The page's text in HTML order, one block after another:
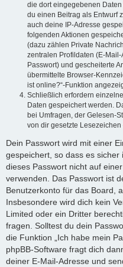
die dort eingegebenen
du einen Beitrag als Entwurf
auch deine IP-Adresse
folgenden Aktionen
(dazu zählen Private
zentralen Profildaten (E-
Passwort) und gescheiterte
übermittelte Browser-
ist online?“-Funktion
Schließlich erfordern
Daten gespeichert werden.
bei Umfragen, der Gelesen-
von dir gesetzte
Dein Passwort wird mit einer
gespeichert, so dass es sicher
dieses Passwort nicht auf
verwenden. Das Passwort ist
Benutzerkonto für das Board,
Insbesondere wird dich kein
Limited oder ein Dritter
fragen. Solltest du dein
die Funktion „Ich habe mein
phpBB-Software fragt dich
deiner E-Mail-Adresse und